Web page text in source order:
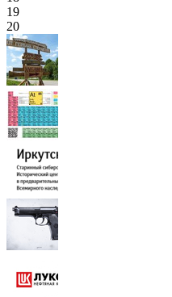
19
20